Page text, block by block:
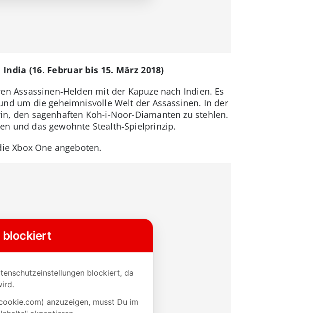
(16. Februar bis 15. März 2018)
Assassinen-Helden mit der Kapuze nach Indien. Es
um die geheimnisvolle Welt der Assassinen. In der
den sagenhaften Koh-i-Noor-Diamanten zu stehlen.
und das gewohnte Stealth-Spielprinzip.
Xbox One angeboten.